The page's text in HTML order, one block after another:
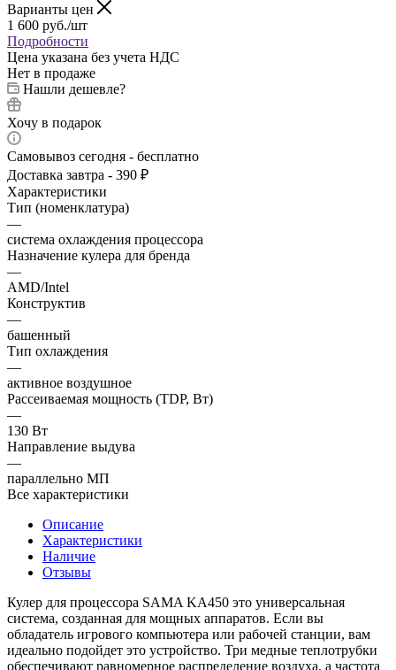
Варианты цен
1 600 руб./шт
Подробности
Цена указана без учета НДС
Нет в продаже
Нашли дешевле?
Хочу в подарок
Самовывоз сегодня - бесплатно
Доставка завтра - 390 ₽
Характеристики
Тип (номенклатура)
—
система охлаждения процессора
Назначение кулера для бренда
—
AMD/Intel
Конструктив
—
башенный
Тип охлаждения
—
активное воздушное
Рассеиваемая мощность (TDP, Вт)
—
130 Вт
Направление выдува
—
параллельно МП
Все характеристики
Описание
Характеристики
Наличие
Отзывы
Кулер для процессора SAMA KA450 это универсальная
система, созданная для мощных аппаратов. Если вы
обладатель игрового компьютера или рабочей станции, вам
идеально подойдет это устройство. Три медные теплотрубки
обеспечивают равномерное распределение воздуха, а частота